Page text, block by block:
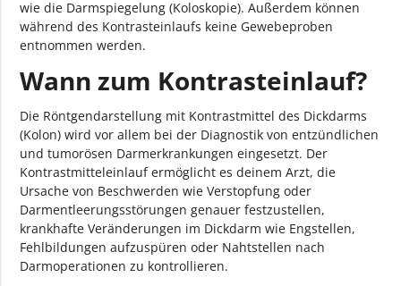
wie die Darmspiegelung (Koloskopie). Außerdem können
während des Kontrasteinlaufs keine Gewebeproben
entnommen werden.
Wann zum Kontrasteinlauf?
Die Röntgendarstellung mit Kontrastmittel des Dickdarms
(Kolon) wird vor allem bei der Diagnostik von entzündlichen
und tumorösen Darmerkrankungen eingesetzt. Der
Kontrastmitteleinlauf ermöglicht es deinem Arzt, die
Ursache von Beschwerden wie Verstopfung oder
Darmentleerungsstörungen genauer festzustellen,
krankhafte Veränderungen im Dickdarm wie Engstellen,
Fehlbildungen aufzuspüren oder Nahtstellen nach
Darmoperationen zu kontrollieren.